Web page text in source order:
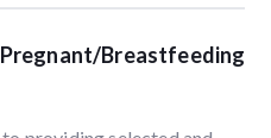
Pregnant/Breastfeeding